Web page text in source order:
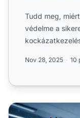
Tudd meg,
védelme a
Nov 28, 2025 10
Hogyan védi